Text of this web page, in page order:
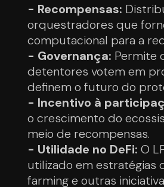
- Recompensas:
orquestradores que
computacional para a
- Governança: Permite
detentores votem em
definem o futuro do
- Incentivo à
o crescimento do
meio de recompensas.
- Utilidade no DeFi: O
utilizado em estratégias
farming e outras